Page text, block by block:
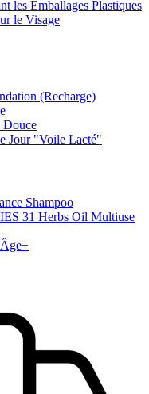
les Emballages Plastiques
le Visage
(Recharge)
Douce
Jour "Voile Lacté"
Shampoo
31 Herbs Oil Multiuse